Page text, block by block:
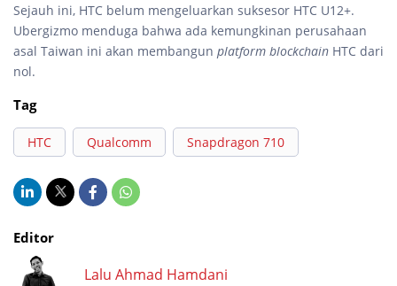
Sejauh ini, HTC belum mengeluarkan suksesor HTC U12+.
Ubergizmo menduga bahwa ada kemungkinan perusahaan
asal Taiwan ini akan membangun platform blockchain HTC dari
nol.
Tag
HTC Qualcomm Snapdragon 710
Editor
Lalu Ahmad Hamdani